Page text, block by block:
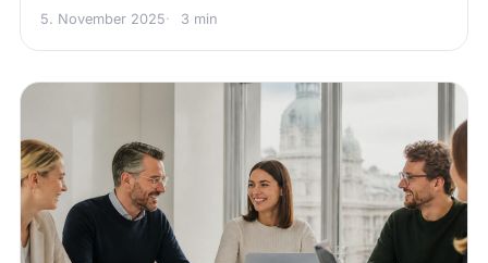
5. November 2025 3 min